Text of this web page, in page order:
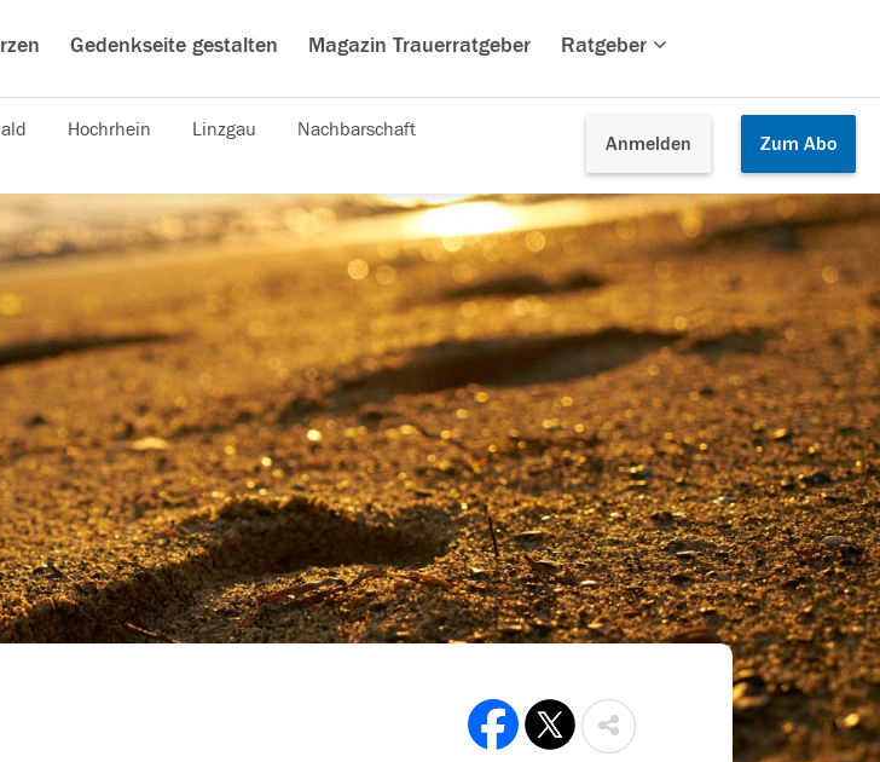
Gedenkseite gestalten Magazin Trauerratgeber Ratgeber
Anmelden Zum Abo
Hochrhein Linzgau Nachbarschaft